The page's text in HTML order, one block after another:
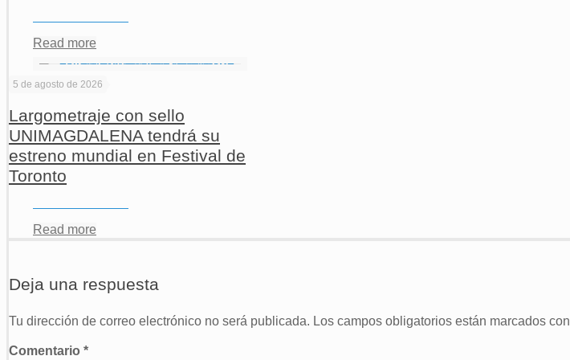
Read more
5 de agosto de 2026
Largometraje con sello
UNIMAGDALENA tendrá su
estreno mundial en Festival de
Toronto
Read more
Deja una respuesta
Tu dirección de correo electrónico no será publicada. Los campos obligatorios están marcados con
Comentario *